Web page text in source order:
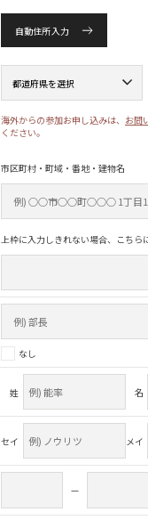
自動住所入力
海外からの参加お申し込みは、 お問
ください。
市区町村・町域・番地・建物名
上枠に入力しきれない場合、こちら
なし
姓 名
セイ メイ
—